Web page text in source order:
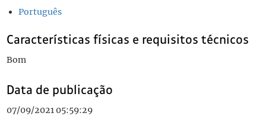
Português
Características físicas e requisitos técnicos
Bom
Data de publicação
07/09/2021 05:59:29